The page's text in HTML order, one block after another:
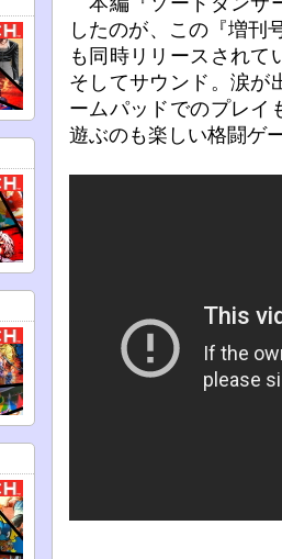
したのが、この『増刊
も同時リリースされて
そしてサウンド。涙が
ームパッドでのプレイ
遊ぶのも楽しい格闘ゲ